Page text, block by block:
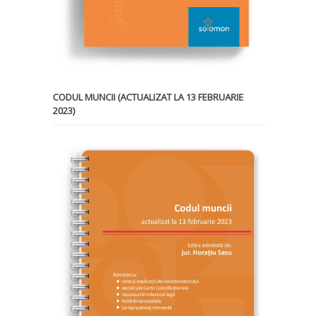
CODUL MUNCII (ACTUALIZAT LA 13 FEBRUARIE
2023)